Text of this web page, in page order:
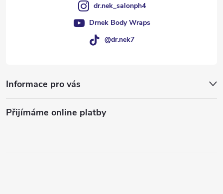
dr.nek_salonph4
Drnek Body Wraps
@dr.nek7
Informace pro vás
Přijímáme online platby